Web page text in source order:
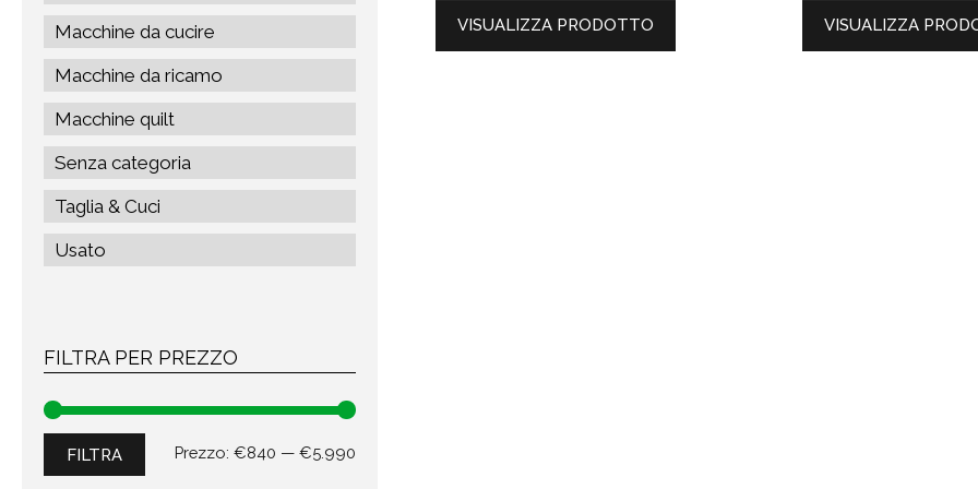
VISUALIZZA PRODOTTO VISUALIZZA
Macchine da cucire
Macchine da ricamo
Macchine quilt
Senza categoria
Taglia & Cuci
Usato
FILTRA PER PREZZO
FILTRA Prezzo: €840 — €5.990